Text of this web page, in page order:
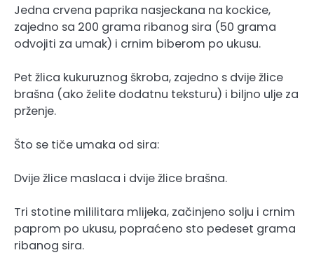
Jedna crvena paprika nasjeckana na kockice,
zajedno sa 200 grama ribanog sira (50 grama
odvojiti za umak) i crnim biberom po ukusu.
Pet žlica kukuruznog škroba, zajedno s dvije žlice
brašna (ako želite dodatnu teksturu) i biljno ulje za
prženje.
Što se tiče umaka od sira:
Dvije žlice maslaca i dvije žlice brašna.
Tri stotine mililitara mlijeka, začinjeno solju i crnim
paprom po ukusu, popraćeno sto pedeset grama
ribanog sira.